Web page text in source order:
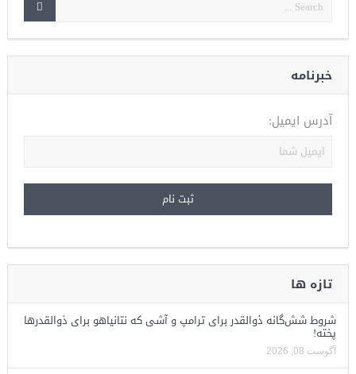
خبرنامه
آدرس ایمیل:
تازه ها
شروط شش‌گانه ذوالقدر برای ترامپ و آشی که نتانیاهو برای ذوالقدرها
پخته!
آگوست 08, 2026